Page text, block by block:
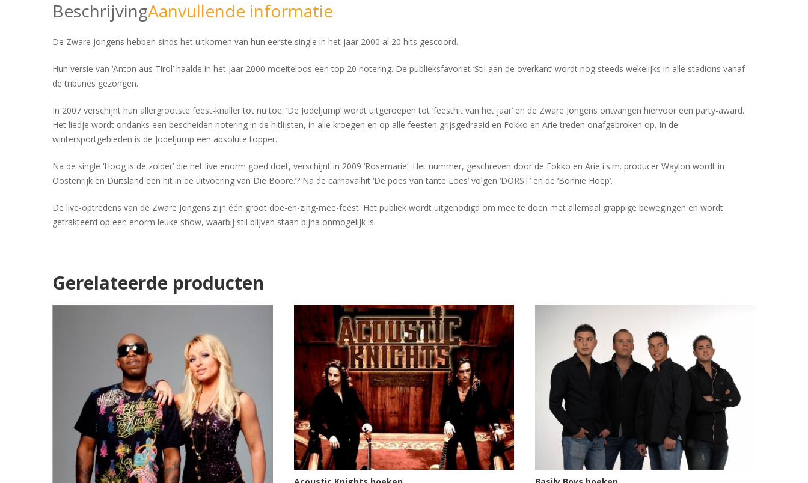
BeschrijvingAanvullende informatie
De Zware Jongens hebben sinds het uitkomen van hun eerste single in het jaar 2000 al 20 hits gescoord.
Hun versie van ‘Anton aus Tirol’ haalde in het jaar 2000 moeiteloos een top 20 notering. De publieksfavoriet ‘Stil aan de overkant’ wordt nog steeds wekelijks in alle stadions vanaf
de tribunes gezongen.
In 2007 verschijnt hun allergrootste feest-knaller tot nu toe. ‘De Jodeljump’ wordt uitgeroepen tot ‘feesthit van het jaar’ en de Zware Jongens ontvangen hiervoor een party-award.
Het liedje wordt ondanks een bescheiden notering in de hitlijsten, in alle kroegen en op alle feesten grijsgedraaid en Fokko en Arie treden onafgebroken op. In de
wintersportgebieden is de Jodeljump een absolute topper.
Na de single ‘Hoog is de zolder’ die het live enorm goed doet, verschijnt in 2009 ‘Rosemarie’. Het nummer, geschreven door de Fokko en Arie i.s.m. producer Waylon wordt in
Oostenrijk en Duitsland een hit in de uitvoering van Die Boore.’? Na de carnavalhit ‘De poes van tante Loes’ volgen ‘DORST’ en de ‘Bonnie Hoep’.
De live-optredens van de Zware Jongens zijn één groot doe-en-zing-mee-feest. Het publiek wordt uitgenodigd om mee te doen met allemaal grappige bewegingen en wordt
getrakteerd op een enorm leuke show, waarbij stil blijven staan bijna onmogelijk is.
Gerelateerde producten